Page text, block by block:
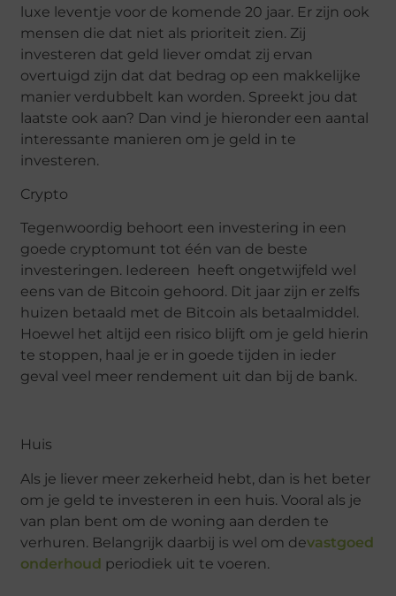
luxe leventje voor de komende 20 jaar. Er zijn ook
mensen die dat niet als prioriteit zien. Zij
investeren dat geld liever omdat zij ervan
overtuigd zijn dat dat bedrag op een makkelijke
manier verdubbelt kan worden. Spreekt jou dat
laatste ook aan? Dan vind je hieronder een aantal
interessante manieren om je geld in te
investeren.
Crypto
Tegenwoordig behoort een investering in een
goede cryptomunt tot één van de beste
investeringen. Iedereen heeft ongetwijfeld wel
eens van de Bitcoin gehoord. Dit jaar zijn er zelfs
huizen betaald met de Bitcoin als betaalmiddel.
Hoewel het altijd een risico blijft om je geld hierin
te stoppen, haal je er in goede tijden in ieder
geval veel meer rendement uit dan bij de bank.
Huis
Als je liever meer zekerheid hebt, dan is het beter
om je geld te investeren in een huis. Vooral als je
van plan bent om de woning aan derden te
verhuren. Belangrijk daarbij is wel om devastgoed
onderhoud periodiek uit te voeren.